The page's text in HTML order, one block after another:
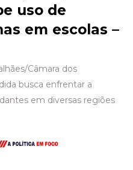
uso de
em escolas –
Câmara dos
busca enfrentar a
em diversas regiões